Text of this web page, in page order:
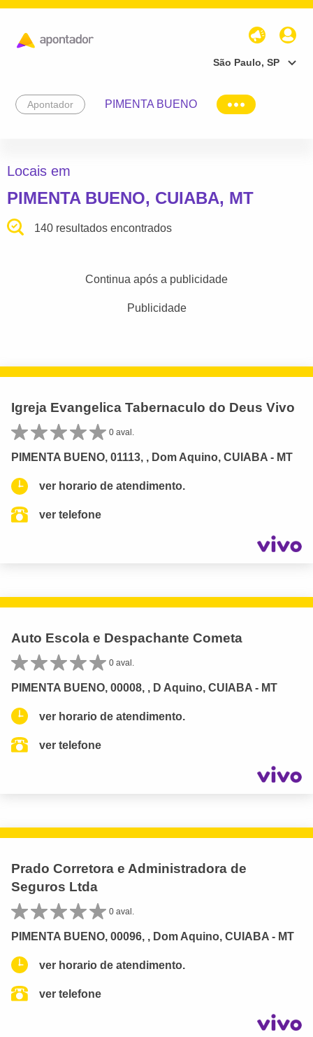
São Paulo, SP
Apontador PIMENTA BUENO
Locais em
PIMENTA BUENO, CUIABA, MT
140 resultados encontrados
Continua após a publicidade
Publicidade
Igreja Evangelica Tabernaculo do Deus Vivo
0 aval.
PIMENTA BUENO, 01113, , Dom Aquino, CUIABA - MT
ver horario de atendimento.
ver telefone
Auto Escola e Despachante Cometa
0 aval.
PIMENTA BUENO, 00008, , D Aquino, CUIABA - MT
ver horario de atendimento.
ver telefone
Prado Corretora e Administradora de
Seguros Ltda
0 aval.
PIMENTA BUENO, 00096, , Dom Aquino, CUIABA - MT
ver horario de atendimento.
ver telefone